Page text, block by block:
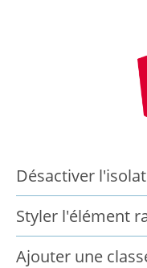
Désactiver
Styler l'élément
Ajouter une